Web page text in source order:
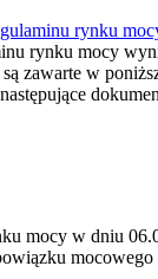
rynku
rynku mocy
zawarte w
mocy w dniu